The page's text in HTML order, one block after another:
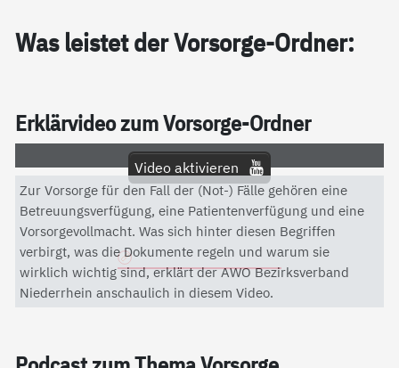
Was leis­tet der Vor­sor­ge-Ord­ner:
Er­klär­vi­deo zum Vor­sor­ge-Ord­ner
Video aktivieren
Mit dem Aktivieren des Videos akzeptieren Sie die
Datenschutzerklärung von YouTube.
Datenschutzerklärung
Zur Vorsorge für den Fall der (Not-) Fälle gehören eine
Betreuungsverfügung, eine Patientenverfügung und eine
Vorsorgevollmacht. Was sich hinter diesen Begriffen
verbirgt, was die Dokumente regeln und warum sie
wirklich wichtig sind, erklärt der AWO Bezirksverband
Niederrhein anschaulich in diesem Video.